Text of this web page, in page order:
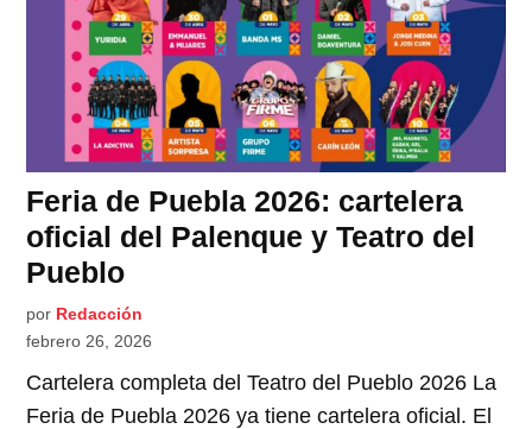
Feria de Puebla 2026: cartelera
oficial del Palenque y Teatro del
Pueblo
por Redacción
febrero 26, 2026
Cartelera completa del Teatro del Pueblo 2026 La
Feria de Puebla 2026 ya tiene cartelera oficial. El